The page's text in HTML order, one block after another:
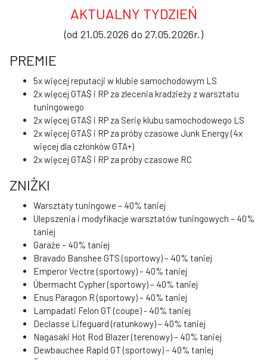
AKTUALNY TYDZIEŃ
(od 21.05.2026 do 27.05.2026r.)
PREMIE
5x więcej reputacji w klubie samochodowym LS
2x więcej GTA$ i RP za zlecenia kradzieży z warsztatu
tuningowego
2x więcej GTA$ i RP za Serię klubu samochodowego LS
2x więcej GTA$ i RP za próby czasowe Junk Energy (4x
więcej dla członków GTA+)
2x więcej GTA$ i RP za próby czasowe RC
ZNIŻKI
Warsztaty tuningowe – 40% taniej
Ulepszenia i modyfikacje warsztatów tuningowych – 40%
taniej
Garaże – 40% taniej
Bravado Banshee GTS (sportowy) – 40% taniej
Emperor Vectre (sportowy) – 40% taniej
Übermacht Cypher (sportowy) – 40% taniej
Enus Paragon R (sportowy) – 40% taniej
Lampadati Felon GT (coupe) - 40% taniej
Declasse Lifeguard (ratunkowy) – 40% taniej
Nagasaki Hot Rod Blazer (terenowy) – 40% taniej
Dewbauchee Rapid GT (sportowy) – 40% taniej